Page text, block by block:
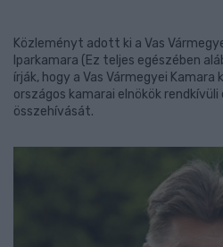
Közleményt adott ki a Vas
Iparkamara (Ez teljes egészében
írják, hogy a Vas Vármegyei
országos kamarai elnökök
összehívását.